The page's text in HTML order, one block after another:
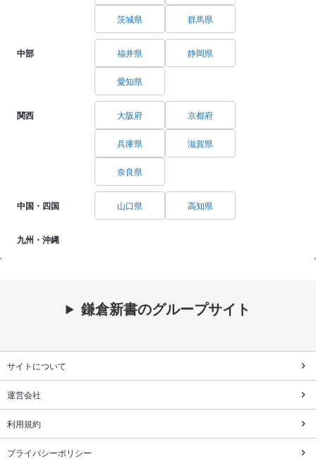
茨城県 群馬県
中部 福井県 静岡県
愛知県
関西 大阪府 京都府
兵庫県 滋賀県
奈良県
中国・四国 山口県 高知県
九州・沖縄
鎌倉新書のグループサイト
サイトについて
運営会社
利用規約
プライバシーポリシー